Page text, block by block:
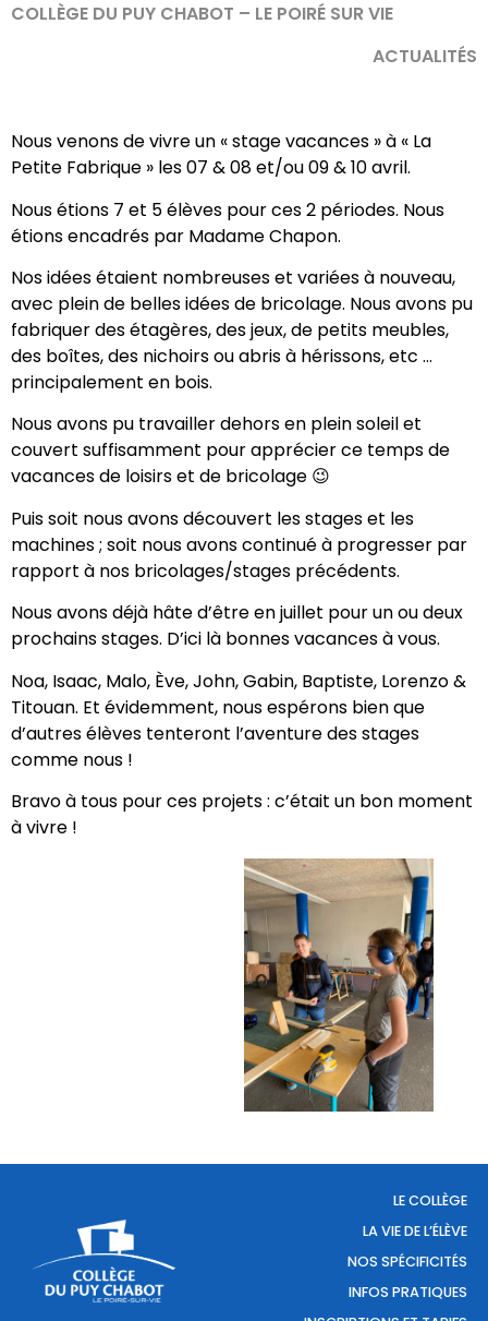
COLLÈGE DU PUY CHABOT – LE POIRÉ SUR VIE
ACTUALITÉS
Nous venons de vivre un « stage vacances » à « La
Petite Fabrique » les 07 & 08 et/ou 09 & 10 avril.
Nous étions 7 et 5 élèves pour ces 2 périodes. Nous
étions encadrés par Madame Chapon.
Nos idées étaient nombreuses et variées à nouveau,
avec plein de belles idées de bricolage. Nous avons pu
fabriquer des étagères, des jeux, de petits meubles,
des boîtes, des nichoirs ou abris à hérissons, etc …
principalement en bois.
Nous avons pu travailler dehors en plein soleil et
couvert suffisamment pour apprécier ce temps de
vacances de loisirs et de bricolage 😉
Puis soit nous avons découvert les stages et les
machines ; soit nous avons continué à progresser par
rapport à nos bricolages/stages précédents.
Nous avons déjà hâte d’être en juillet pour un ou deux
prochains stages. D’ici là bonnes vacances à vous.
Noa, Isaac, Malo, Ève, John, Gabin, Baptiste, Lorenzo &
Titouan. Et évidemment, nous espérons bien que
d’autres élèves tenteront l’aventure des stages
comme nous !
Bravo à tous pour ces projets : c’était un bon moment
à vivre !
LE COLLÈGE
LA VIE DE L’ÉLÈVE
NOS SPÉCIFICITÉS
INFOS PRATIQUES